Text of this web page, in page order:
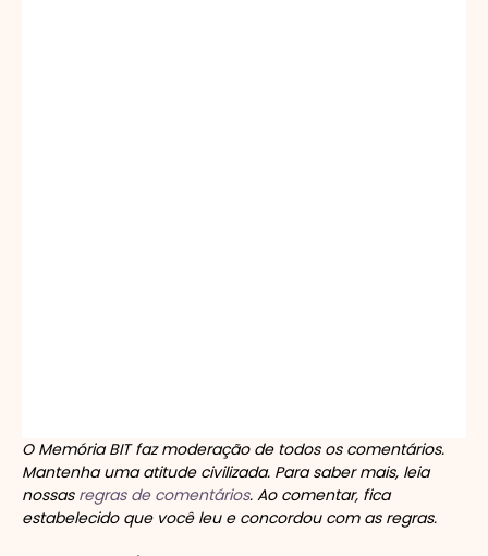
O Memória BIT faz moderação de todos os comentários.
Mantenha uma atitude civilizada. Para saber mais, leia
nossas regras de comentários. Ao comentar, fica
estabelecido que você leu e concordou com as regras.